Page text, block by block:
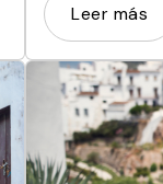
Leer más